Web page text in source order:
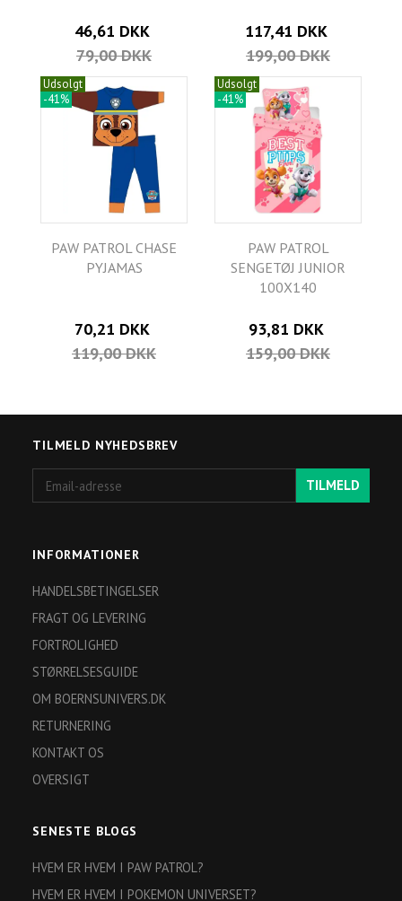
46,61 DKK
79,00 DKK
117,41 DKK
199,00 DKK
Udsolgt
-41%
PAW PATROL CHASE
PYJAMAS
70,21 DKK
119,00 DKK
Udsolgt
-41%
PAW PATROL
SENGETØJ JUNIOR
100X140
93,81 DKK
159,00 DKK
TILMELD NYHEDSBREV
adresse
TILMELD
INFORMATIONER
HANDELSBETINGELSER
FRAGT OG LEVERING
FORTROLIGHED
STØRRELSESGUIDE
OM BOERNSUNIVERS.DK
RETURNERING
KONTAKT OS
OVERSIGT
SENESTE BLOGS
HVEM ER HVEM I PAW PATROL?
HVEM ER HVEM I POKEMON UNIVERSET?